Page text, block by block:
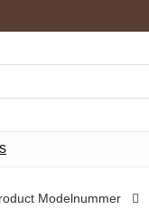
Modelnummer